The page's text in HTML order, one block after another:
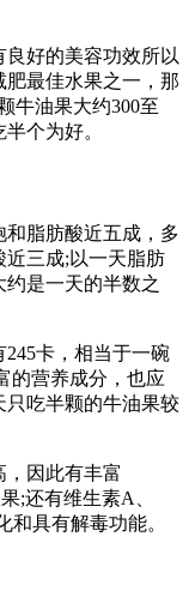
好的美容功效所以
最佳水果之一，那
牛油果大约300至
个为好。
脂肪酸近五成，多
近三成;以一天脂肪
是一天的半数之
245卡，相当于一碗
的营养成分，也应
只吃半颗的牛油果较
因此有丰富
;还有维生素A、
具有解毒功能。